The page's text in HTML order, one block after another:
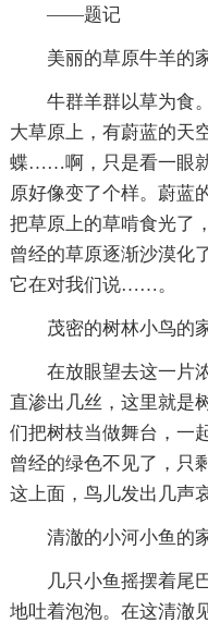
——题记
美丽的草原牛羊的
牛群羊群以草为食
大草原上，有蔚蓝的天
蝶……啊，只是看一眼
原好像变了个样。蔚蓝
把草原上的草啃食光了
曾经的草原逐渐沙漠化
它在对我们说……。
茂密的树林小鸟的
在放眼望去这一片
直渗出几丝，这里就是
们把树枝当做舞台，一
曾经的绿色不见了，只
这上面，鸟儿发出几
清澈的小河小鱼的
几只小鱼摇摆着尾
地吐着泡泡。在这清澈